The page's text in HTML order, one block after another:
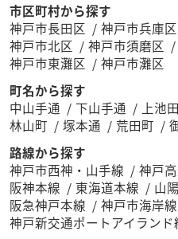
市区町村から探す
神戸市長田区
神戸市兵庫区
神戸市北区
神戸市須磨区
神戸市東灘区
神戸市灘区
町名から探す
中山手通
下山手通 上池田
林山町
塚本通 荒田町
路線から探す
神戸市西神・山手線
神戸
阪神本線
東海道本線 山
阪急神戸本線
神戸市海岸線
神戸新交通ポートアイランド